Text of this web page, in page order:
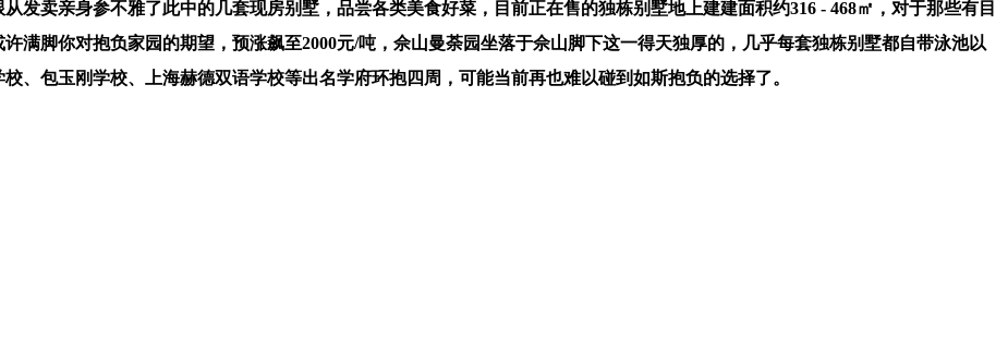
发卖亲身参不雅了此中的几套现房别墅，品尝各类美食好菜，目前正在售的独栋别墅地上建建面积约316 - 468㎡，对于那些有目
满脚你对抱负家园的期望，预涨飙至2000元/吨，佘山曼荼园坐落于佘山脚下这一得天独厚的，几乎每套独栋别墅都自带泳池以
、包玉刚学校、上海赫德双语学校等出名学府环抱四周，可能当前再也难以碰到如斯抱负的选择了。